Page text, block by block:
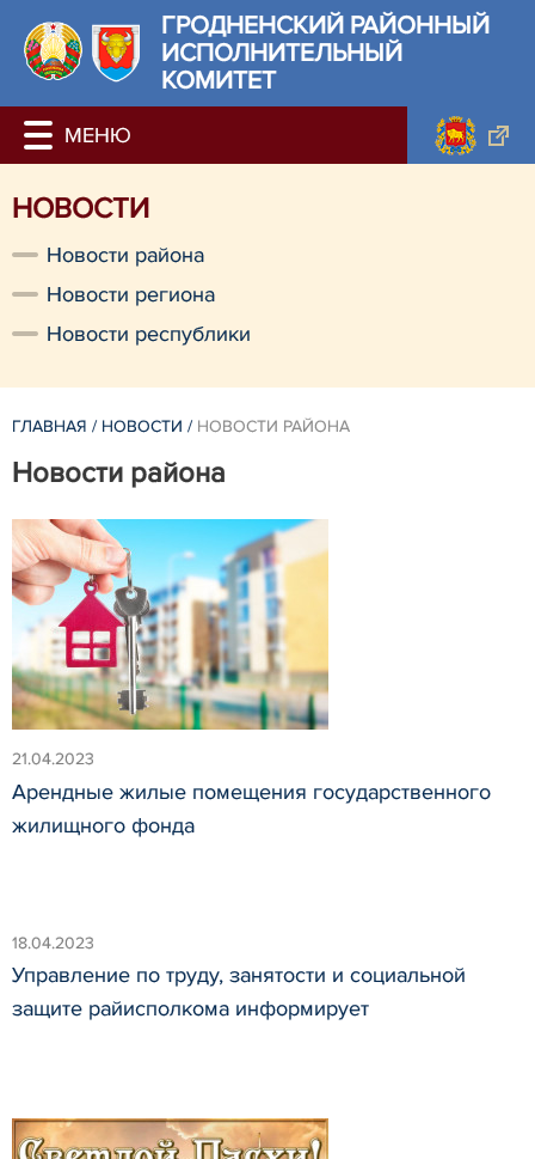
ГРОДНЕНСКИЙ РАЙОННЫЙ
ИСПОЛНИТЕЛЬНЫЙ
КОМИТЕТ
НОВОСТИ
Новости района
Новости региона
Новости республики
ГЛАВНАЯ / НОВОСТИ / НОВОСТИ РАЙОНА
Новости района
21.04.2023
Арендные жилые помещения государственного
жилищного фонда
18.04.2023
Управление по труду, занятости и социальной
защите райисполкома информирует